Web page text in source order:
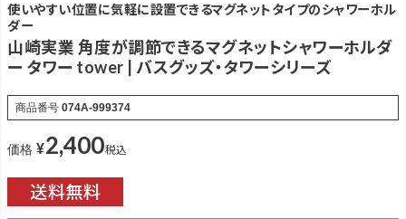
使いやすい位置に気軽に設置できるマグネットタイプのシャワーホル
ダー
山崎実業 角度が調節できるマグネットシャワーホルダ
ー タワー tower | バスグッズ・タワーシリーズ
商品番号 074A-999374
価格 ¥2,400税込